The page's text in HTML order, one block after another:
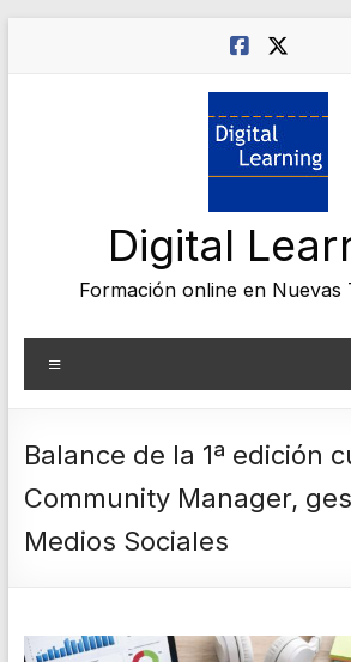
Digital
Formación online en Nuevas
Balance de la 1ª edición
Community Manager,
Medios Sociales